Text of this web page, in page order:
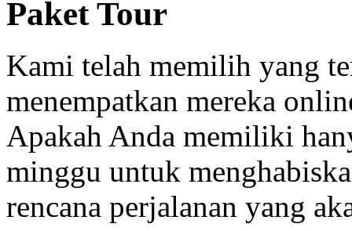
Paket Tour
Kami telah memilih yang
menempatkan mereka
Apakah Anda memiliki
minggu untuk
rencana perjalanan yang